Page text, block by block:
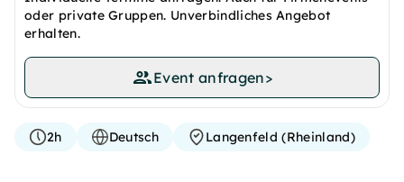
oder private Gruppen. Unverbindliches Angebot
erhalten.
Event anfragen>
2h Deutsch Langenfeld (Rheinland)